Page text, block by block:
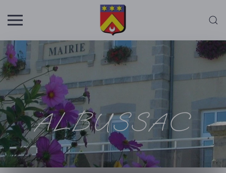
Skip to main content
ALBUSSAC